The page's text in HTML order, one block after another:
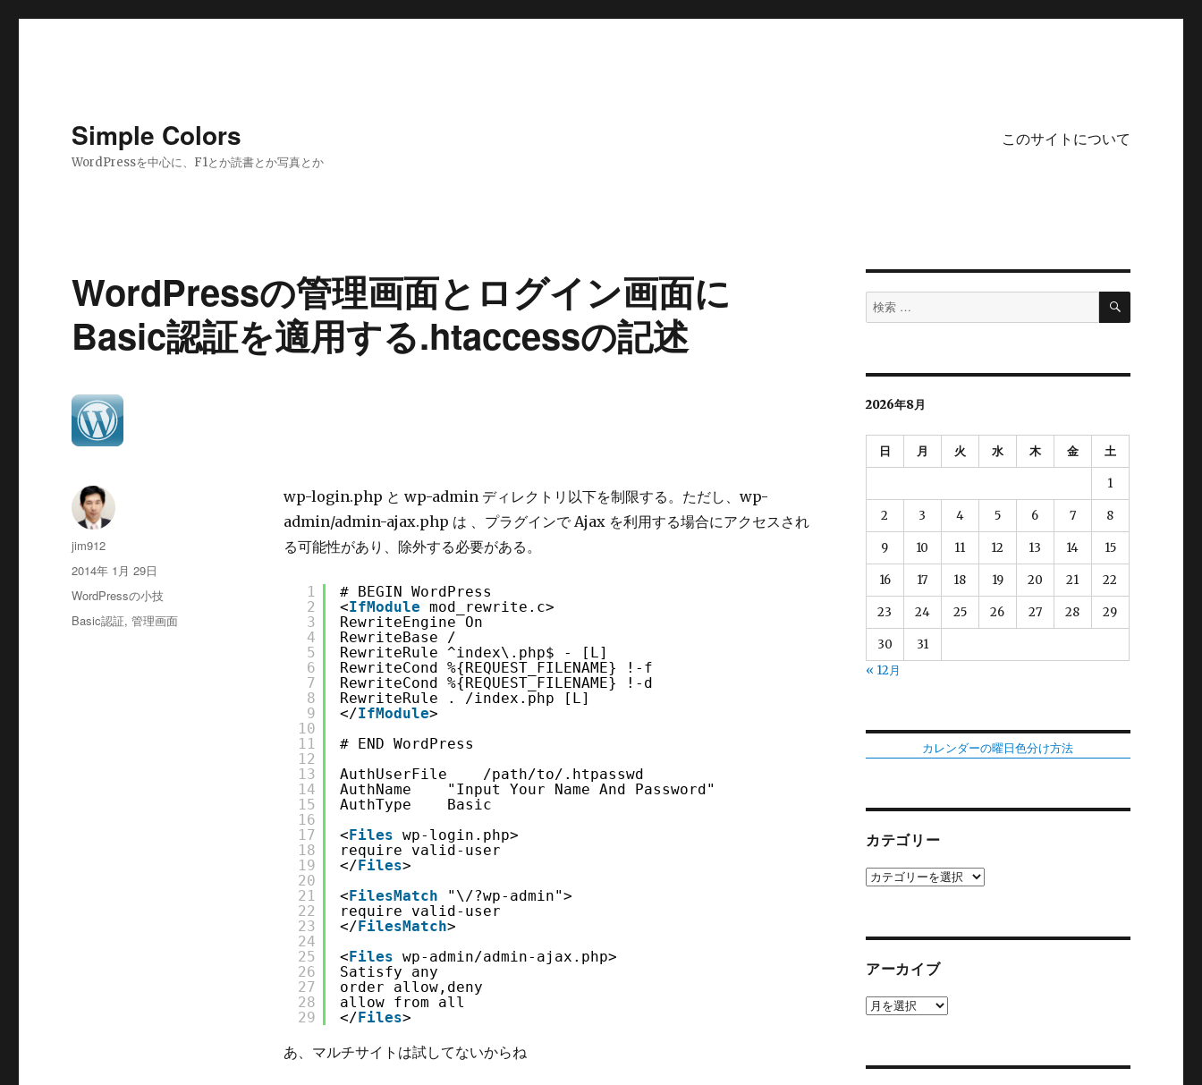
Simple Colors
WordPressを中心に、F1とか読書とか写真とか
このサイトについて
WordPressの管理画面とログイン画面に
Basic認証を適用する.htaccessの記述
wp-login.php と wp-admin ディレクトリ以下を制限する。ただし、wp-
admin/admin-ajax.php は 、プラグインで Ajax を利用する場合にアクセスされ
る可能性があり、除外する必要がある。
1
2
3
4
5
6
7
8
9
10
11
12
13
14
15
16
17
18
19
20
21
22
23
24
25
26
27
28
29
# BEGIN WordPress
<IfModule mod_rewrite.c>
RewriteEngine On
RewriteBase /
RewriteRule ^index\.php$ - [L]
RewriteCond %{REQUEST_FILENAME} !-f
RewriteCond %{REQUEST_FILENAME} !-d
RewriteRule . /index.php [L]
</IfModule>
# END WordPress
AuthUserFile    /path/to/.htpasswd
AuthName    "Input Your Name And Password"
AuthType    Basic
<Files wp-login.php>
require valid-user
</Files>
<FilesMatch
"\/?wp-admin">
require valid-user
</FilesMatch>
<Files wp-admin/admin-ajax.php>
Satisfy any
order allow,deny
allow from all
</Files>
あ、マルチサイトは試してないからね
投
稿
jim912
投
稿
2014年 1月 29日
カ
テ
WordPressの小技
タ
Basic認証,管理画面
検
索
検
2026年8月
日 月 火 水 木 金 土
1
2 3 4 5 6 7 8
9 10 11 12 13 14 15
16 17 18 19 20 21 22
23 24 25 26 27 28 29
30
31
« 12月
カレンダーの曜日色分け方法
カテゴリー
カ
アーカイブ
ア